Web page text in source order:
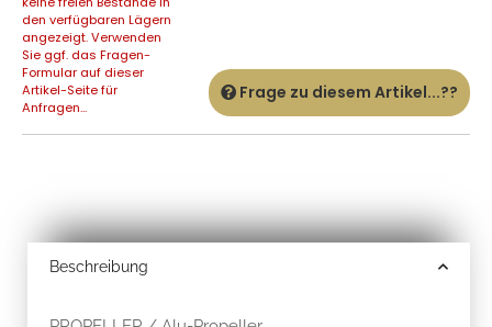
den verfügbaren Lägern
angezeigt. Verwenden
Sie ggf. das Fragen-
Formular auf dieser
Artikel-Seite für
Anfragen...
Frage zu diesem Artikel...??
Beschreibung